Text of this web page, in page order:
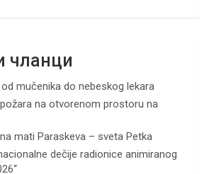
чланци
mučenika do nebeskog lekara
na otvorenom prostoru na
mati Paraskeva – sveta Petka
dečije radionice animiranog